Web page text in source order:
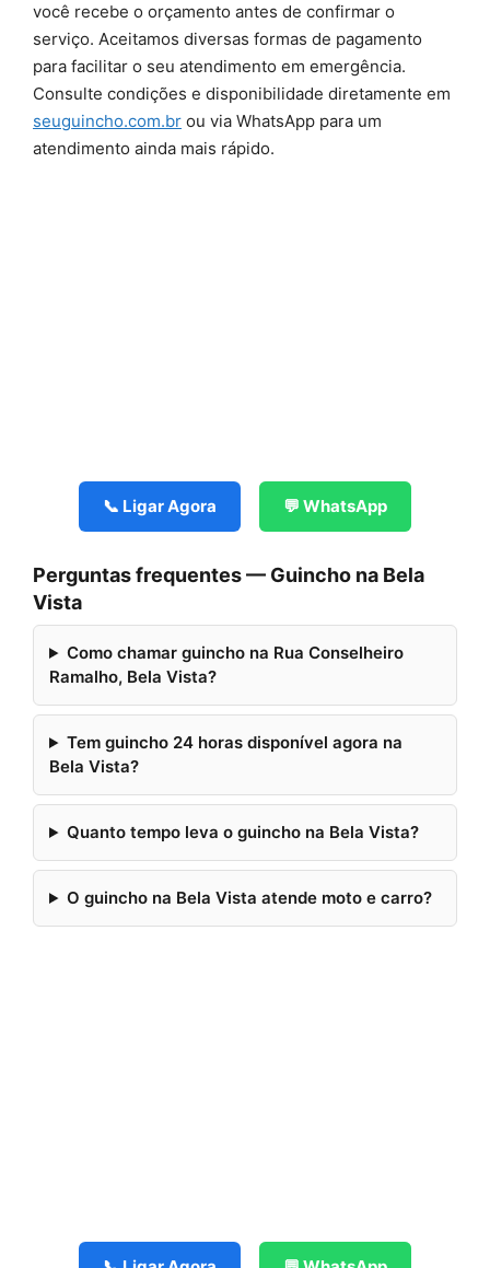
você recebe o orçamento antes de confirmar o
serviço. Aceitamos diversas formas de pagamento
para facilitar o seu atendimento em emergência.
Consulte condições e disponibilidade diretamente em
seuguincho.com.br ou via WhatsApp para um
atendimento ainda mais rápido.
📞 Ligar Agora 💬 WhatsApp
Perguntas frequentes — Guincho na Bela
Vista
Como chamar guincho na Rua Conselheiro
Ramalho, Bela Vista?
Tem guincho 24 horas disponível agora na
Bela Vista?
Quanto tempo leva o guincho na Bela Vista?
O guincho na Bela Vista atende moto e carro?